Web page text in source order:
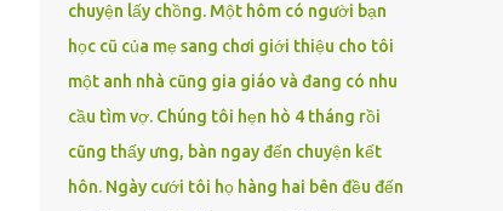
chuyện lấy chồng. Một hôm có người bạn
học cũ của mẹ sang chơi giới thiệu cho tôi
một anh nhà cũng gia giáo và đang có nhu
cầu tìm vợ. Chúng tôi hẹn hò 4 tháng rồi
cũng thấy ưng, bàn ngay đến chuyện kết
hôn. Ngày cưới tôi họ hàng hai bên đều đến